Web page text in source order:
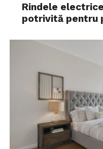
Rindele
potrivită pentru